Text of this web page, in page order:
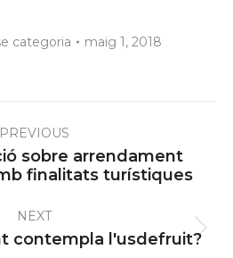
categoria maig 1, 2018
PREVIOUS
Previous
post:
sobre arrendament
finalitats turístiques
NEXT
Next
contempla l'usdefruit?